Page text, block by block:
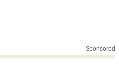
Sponsored